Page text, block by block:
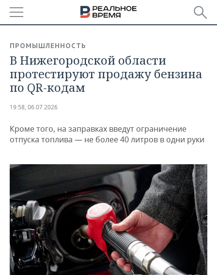
БАШКОРТОСТАН
ТАТАРСТАН
НОВОСТИ
АНАЛИТИКА
ДЕКЛАРАЦИИ О ДОХОДАХ
КОРОЛИ ГОСЗАКАЗА ПФО
ВУЗЫ ТАТАРСТАНА
КОМУ ПРИНАДЛЕЖАТ
ТОРГОВЫЕ ЦЕНТРЫ
ТАТАРСТАНА
НОВОСТИ ЭКОНОМИКИ
ФИНАНСЫ
БАНКИ
БЮДЖЕТ
ИНВЕСТИЦИИ
ПРОМЫШЛЕННОСТЬ
НОВОСТИ
МАШИНОСТРОЕНИЕ
НЕФТЕХИМИЯ
НЕФТЬ
ОПК
НЕДВИЖИМОСТЬ
НОВОСТИ НЕДВИЖИМОСТИ
АВТО
НОВОСТИ АВТО
БИЗНЕС
НОВОСТИ БИЗНЕСА
РОЗНИЧНАЯ ТОРГОВЛЯ
ТРАНСПОРТ
ТЕХНОЛОГИИ
НОВОСТИ ТЕХНОЛОГИЙ
IT
МЕРОПРИЯТИЯ
НОВОСТИ МЕРОПРИЯТИЙ
СПОРТ
ПРОМЫШЛЕННОСТЬ
В Нижегородской области
протестируют продажу бензина
по QR-кодам
19:58, 06.07.2026
Кроме того, на заправках введут ограничение
отпуска топлива — не более 40 литров в одни руки